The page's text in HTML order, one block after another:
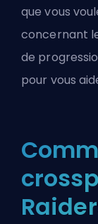
que vous
concernant
de
pour vous